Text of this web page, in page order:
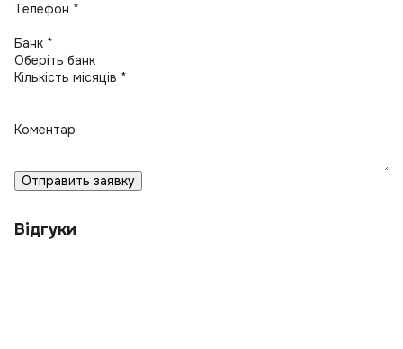
Телефон *
Банк *
Кількість місяців *
Коментар
Отправить заявку
Відгуки